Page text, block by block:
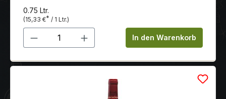
0.75 Ltr.
(15,33 €* / 1 Ltr.)
Produkt Anzahl: Gib denIn den Warenkorb